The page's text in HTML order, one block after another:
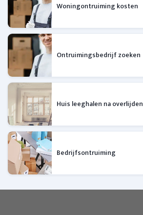
Woningontruiming kosten
Ontruimingsbedrijf zoeken
Huis leeghalen na overlijden
Bedrijfsontruiming